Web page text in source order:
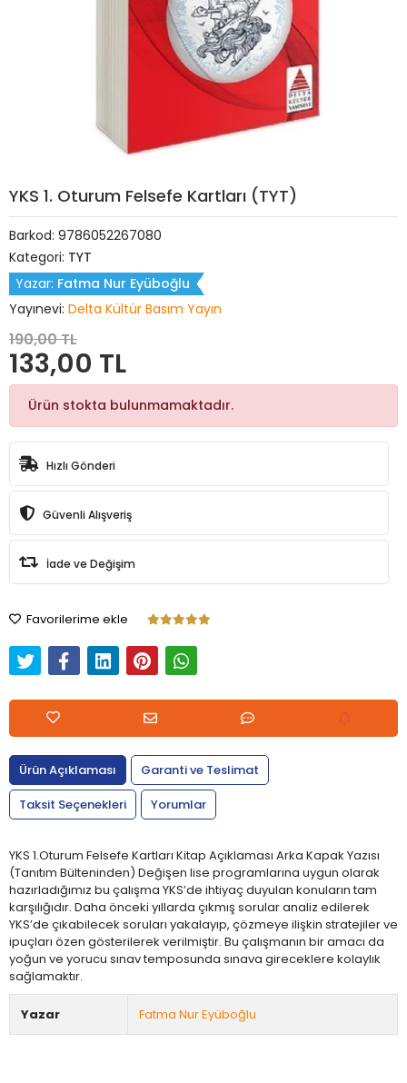
YKS 1. Oturum Felsefe Kartları (TYT)
Barkod: 9786052267080
Kategori: TYT
Yazar: Fatma Nur Eyüboğlu
Yayınevi: Delta Kültür Basım Yayın
190,00 TL
133,00 TL
Ürün stokta bulunmamaktadır.
Hızlı Gönderi
Güvenli Alışveriş
İade ve Değişim
Favorilerime ekle
Ürün Açıklaması
Garanti ve Teslimat
Taksit Seçenekleri
Yorumlar
YKS 1.Oturum Felsefe Kartları Kitap Açıklaması Arka Kapak Yazısı
(Tanıtım Bülteninden) Değişen lise programlarına uygun olarak
hazırladığımız bu çalışma YKS’de ihtiyaç duyulan konuların tam
karşılığıdır. Daha önceki yıllarda çıkmış sorular analiz edilerek
YKS’de çıkabilecek soruları yakalayıp, çözmeye ilişkin stratejiler ve
ipuçları özen gösterilerek verilmiştir. Bu çalışmanın bir amacı da
yoğun ve yorucu sınav temposunda sınava gireceklere kolaylık
sağlamaktır.
Yazar Fatma Nur Eyüboğlu